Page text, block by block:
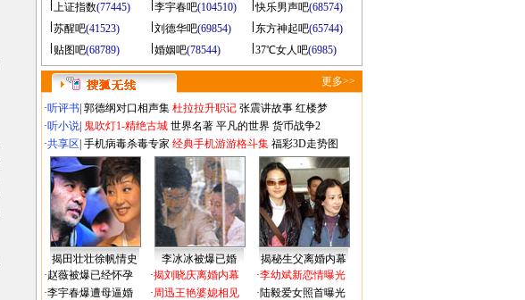
上证指数(77445) 李宇春吧(104510) 快乐男声吧(68574)
苏醒吧(41523) 刘德华吧(69854) 东方神起吧(65744)
贴图吧(68789) 婚姻吧(78544) 37℃女人吧(6985)
更多>>
·听评书 郭德纲对口相声集 杜拉拉升职记 张震讲故事 红楼梦
·听小说 鬼吹灯1-精绝古城 世界名著 平凡的世界 货币战争2
·共享区 手机病毒杀毒专家 经典手机游游格斗集 福彩3D走势图
揭田壮壮徐帆情史 李冰冰被爆已婚
揭秘生父离婚内幕
·赵薇被爆已经怀孕
·李宇春爆遭母逼婚
·揭刘晓庆离婚内幕
·周迅王艳婆媳相见
·李幼斌新恋情曝光
·陆毅爱女照首曝光